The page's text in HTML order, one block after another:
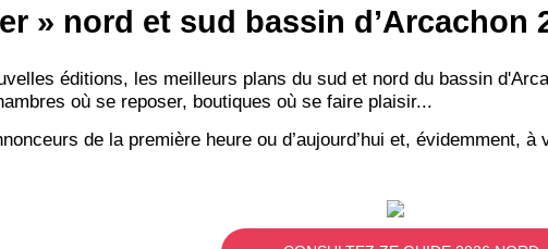
» nord et sud bassin d’Arcachon
éditions, les meilleurs plans du sud et nord du bassin
où se reposer, boutiques où se faire plaisir...
de la première heure ou d’aujourd’hui et, évidemment, à